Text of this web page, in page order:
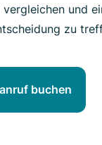
und
zu
buchen